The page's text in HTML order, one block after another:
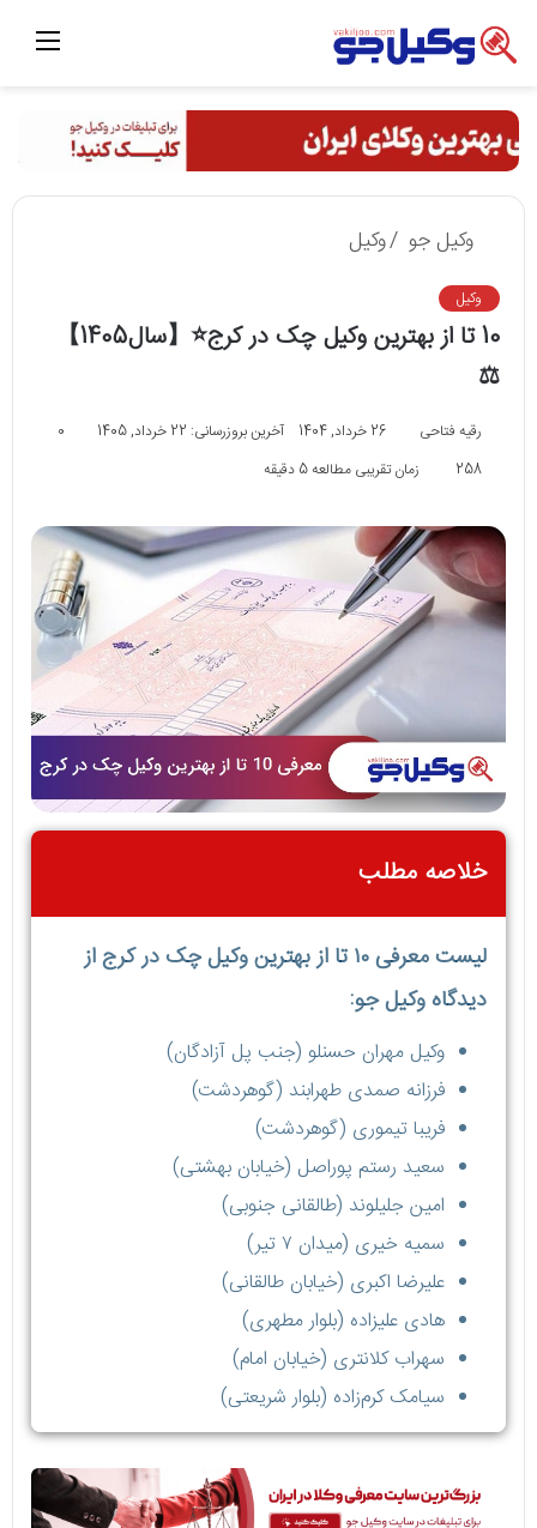
منو
وکیل جو /وکیل
وکیل
10 تا از بهترین وکیل چک در کرج⭐【سال1405】
⚖️
رقیه فتاحی 26 خرداد, 1404 آخرین بروزرسانی: 22 خرداد, 1405
0
258
زمان تقریبی مطالعه 5 دقیقه
خلاصه مطلب
لیست معرفی ۱۰ تا از بهترین وکیل چک در کرج از
دیدگاه وکیل جو:
وکیل مهران حسنلو (جنب پل آزادگان)
فرزانه صمدی طهرابند (گوهردشت)
فریبا تیموری (گوهردشت)
سعید رستم پوراصل (خیابان بهشتی)
امین جلیلوند (طالقانی جنوبی)
سمیه خیری (میدان ۷ تیر)
علیرضا اکبری (خیابان طالقانی)
هادی علیزاده (بلوار مطهری)
سهراب کلانتری (خیابان امام)
سیامک کرم‌زاده (بلوار شریعتی)